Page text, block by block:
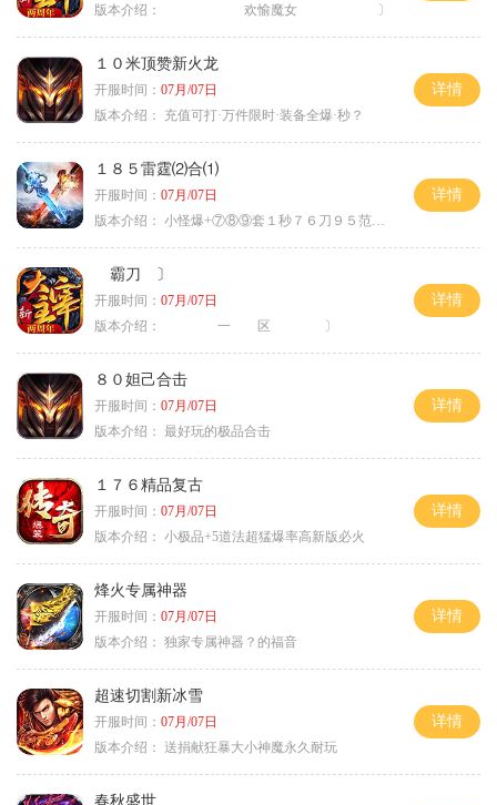
版本介绍：
欢愉魔女 〕
１０米顶赞新火龙
开服时间： 07月/07日
版本介绍：
充值可打·万件限时·装备全爆·秒？
详情
１８５雷霆⑵合⑴
开服时间： 07月/07日
版本介绍： 小怪爆+⑦⑧⑨套１秒７６刀９５范围捡
详情
霸刀 〕
开服时间： 07月/07日
版本介绍：
一 区 〕
详情
８０妲己合击
开服时间： 07月/07日
版本介绍： 最好玩的极品合击
详情
１７６精品复古
开服时间： 07月/07日
版本介绍： 小极品+5道法超猛爆率高新版必火
详情
烽火专属神器
开服时间： 07月/07日
版本介绍： 独家专属神器？的福音
详情
超速切割新冰雪
开服时间： 07月/07日
版本介绍： 送捐献狂暴大小神魔永久耐玩
详情
春秋盛世